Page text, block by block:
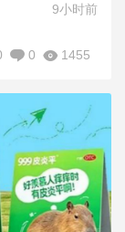
9小时前
1455
0